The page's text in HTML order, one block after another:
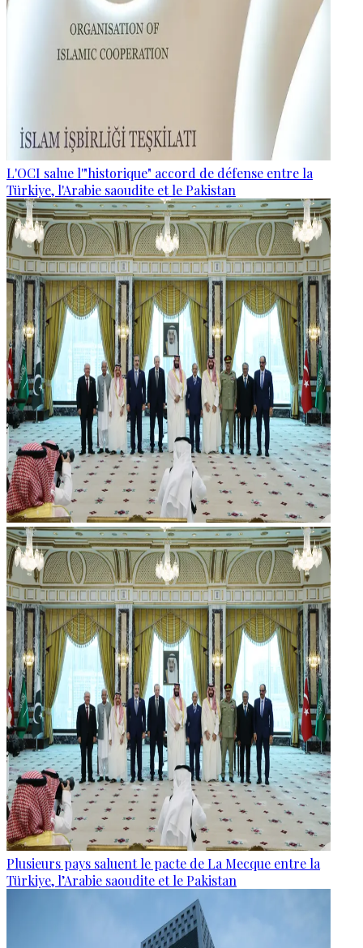
L'OCI salue l'"historique" accord de défense entre la
Türkiye, l'Arabie saoudite et le Pakistan
Plusieurs pays saluent le pacte de La Mecque entre la
Türkiye, l’Arabie saoudite et le Pakistan